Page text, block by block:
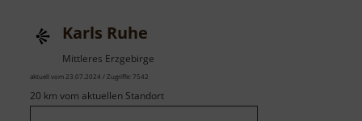
Karls Ruhe
Mittleres Erzgebirge
aktuell vom 23.07.2024 / Zugriffe: 7542
20 km vom aktuellen Standort